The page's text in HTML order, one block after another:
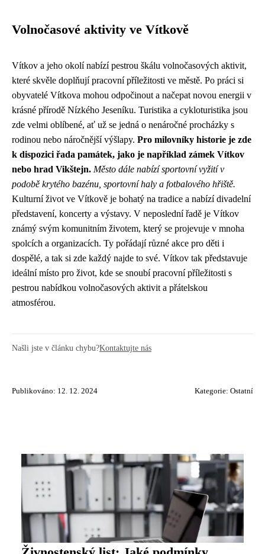
Volnočasové aktivity ve Vítkově
Vítkov a jeho okolí nabízí pestrou škálu volnočasových aktivit,
které skvěle doplňují pracovní příležitosti ve městě. Po práci si
obyvatelé Vítkova mohou odpočinout a načepat novou energii v
krásné přírodě Nízkého Jeseníku. Turistika a cykloturistika jsou
zde velmi oblíbené, ať už se jedná o nenáročné procházky s
rodinou nebo náročnější výšlapy. Pro milovníky historie je zde
k dispozici řada památek, jako je například zámek Vítkov
nebo hrad Vikštejn. Město dále nabízí sportovní vyžití v
podobě krytého bazénu, sportovní haly a fotbalového hřiště.
Kulturní život ve Vítkově je bohatý na tradice a nabízí divadelní
představení, koncerty a výstavy. V neposlední řadě je Vítkov
známý svým komunitním životem, který se projevuje v mnoha
spolcích a organizacích. Ty pořádají různé akce pro děti i
dospělé, a tak si zde každý najde to své. Vítkov tak představuje
ideální místo pro život, kde se snoubí pracovní příležitosti s
pestrou nabídkou volnočasových aktivit a přátelskou
atmosférou.
Našli jste v článku chybu?Kontaktujte nás
Publikováno: 12. 12. 2024 Kategorie: Ostatní